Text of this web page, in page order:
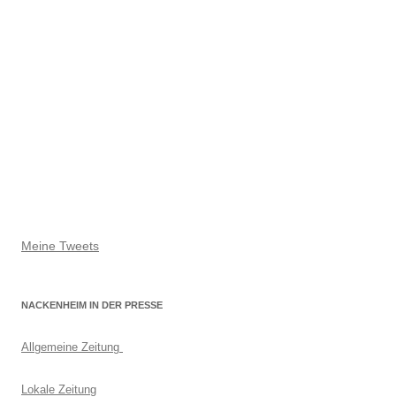
Meine Tweets
NACKENHEIM IN DER PRESSE
Allgemeine Zeitung
Lokale Zeitung